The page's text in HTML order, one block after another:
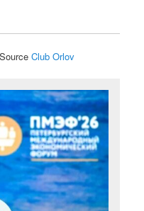
Club Orlov